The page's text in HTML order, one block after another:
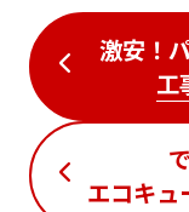
激安！
工
エコキュ